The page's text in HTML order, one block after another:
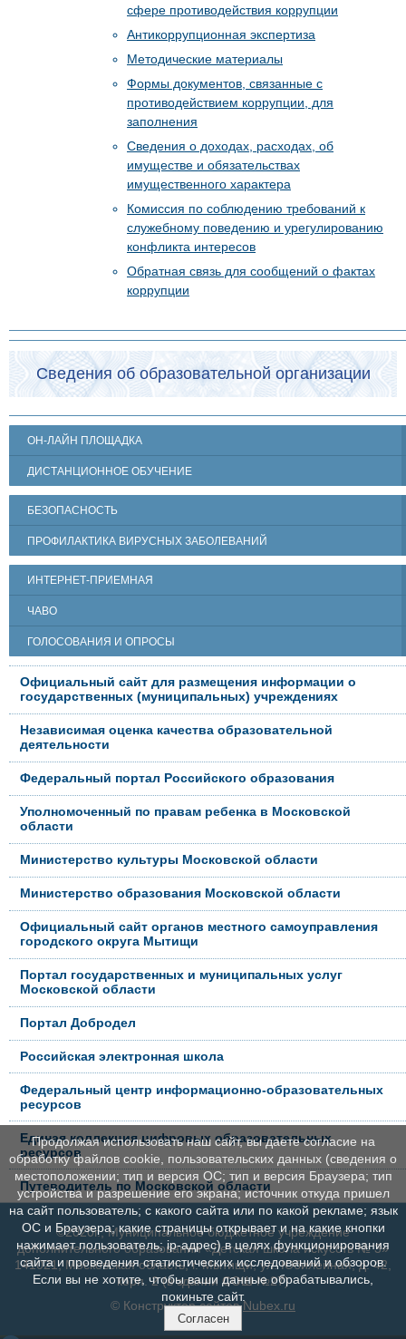
сфере противодействия коррупции
Антикоррупционная экспертиза
Методические материалы
Формы документов, связанные с
противодействием коррупции, для
заполнения
Сведения о доходах, расходах, об
имуществе и обязательствах
имущественного характера
Комиссия по соблюдению требований к
служебному поведению и урегулированию
конфликта интересов
Обратная связь для сообщений о фактах
коррупции
Сведения об образовательной организации
ОН-ЛАЙН ПЛОЩАДКА
ДИСТАНЦИОННОЕ ОБУЧЕНИЕ
БЕЗОПАСНОСТЬ
ПРОФИЛАКТИКА ВИРУСНЫХ ЗАБОЛЕВАНИЙ
ИНТЕРНЕТ-ПРИЕМНАЯ
ЧАВО
ГОЛОСОВАНИЯ И ОПРОСЫ
Официальный сайт для размещения информации о
государственных (муниципальных) учреждениях
Независимая оценка качества образовательной
деятельности
Федеральный портал Российского образования
Уполномоченный по правам ребенка в Московской
области
Министерство культуры Московской области
Министерство образования Московской области
Официальный сайт органов местного самоуправления
городского округа Мытищи
Портал государственных и муниципальных услуг
Московской области
Портал Добродел
Российская электронная школа
Федеральный центр информационно-образовательных
ресурсов
Единая коллекция цифровых образовательных
ресурсов
Путеводитель по Московской области
©2020г., Муниципальное бюджетное учреждение
дополнительного образования «Детская школа искусств № 3»
141021, Московская область, г. Мытищи, ул. Юбилейная, д. 42,
корп. 2 (в здании СОШ №27)
© Конструктор сайтовNubex.ru
Продолжая использовать наш сайт, вы даете согласие на
обработку файлов cookie, пользовательских данных (сведения о
местоположении; тип и версия ОС; тип и версия Браузера; тип
устройства и разрешение его экрана; источник откуда пришел
на сайт пользователь; с какого сайта или по какой рекламе; язык
ОС и Браузера; какие страницы открывает и на какие кнопки
нажимает пользователь; ip-адрес) в целях функционирования
сайта и проведения статистических исследований и обзоров.
Если вы не хотите, чтобы ваши данные обрабатывались,
покиньте сайт.
Согласен